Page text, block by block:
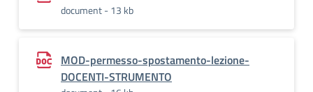
document - 13 kb
MOD-permesso-spostamento-lezione-
DOCENTI-STRUMENTO